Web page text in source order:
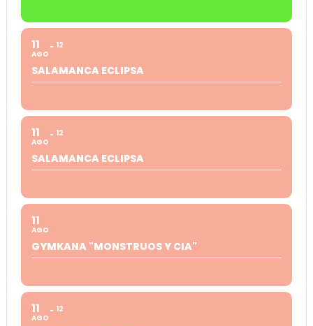
11
AGO
12
SALAMANCA ECLIPSA
11
AGO
12
SALAMANCA ECLIPSA
11
AGO
GYMKANA "MONSTRUOS Y CIA"
11
AGO
12